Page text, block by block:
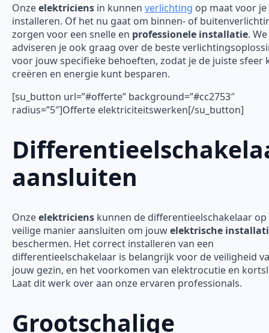
Onzeelektriciens in kunnen verlichting op maat voor je
installeren. Of het nu gaat om binnen- of
zorgen voor een snelle en professionele installatie. We
adviseren je ook graag over de beste
voor jouw specifieke behoeften, zodat je de juiste sfeer
creëren en energie kunt besparen.
[su_button url=”#offerte” background=”#cc2753″
radius=”5″]Offerte elektriciteitswerken[/su_button]
aansluiten
Onzeelektriciens kunnen de differentieelschakelaar op
veilige manier aansluiten om jouwelektrische
beschermen. Het correct installeren van een
differentieelschakelaar is belangrijk voor de veiligheid
jouw gezin, en het voorkomen van elektrocutie en
Laat dit werk over aan onze ervaren professionals.
Grootschalige